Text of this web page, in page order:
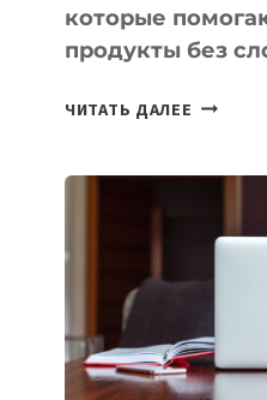
которые
продукты без
ЧИТАТЬ ДАЛЕЕ 7
БЕЗ